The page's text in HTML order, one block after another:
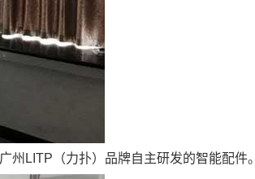
LITP（力扑）品牌自主研发的智能配件。